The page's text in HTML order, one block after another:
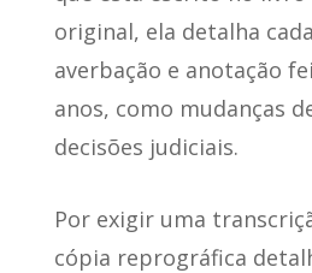
original, ela detalha
averbação e anotação
anos, como mudanças
decisões judiciais.
Por exigir uma
cópia reprográfica